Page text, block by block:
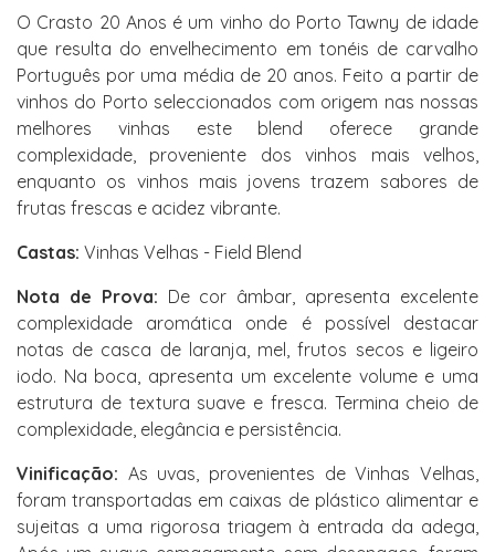
O Crasto 20 Anos é um vinho do Porto Tawny de idade
que resulta do envelhecimento em tonéis de carvalho
Português por uma média de 20 anos. Feito a partir de
vinhos do Porto seleccionados com origem nas nossas
melhores vinhas este blend oferece grande
complexidade, proveniente dos vinhos mais velhos,
enquanto os vinhos mais jovens trazem sabores de
frutas frescas e acidez vibrante.
Castas: Vinhas Velhas - Field Blend
Nota de Prova: De cor âmbar, apresenta excelente
complexidade aromática onde é possível destacar
notas de casca de laranja, mel, frutos secos e ligeiro
iodo. Na boca, apresenta um excelente volume e uma
estrutura de textura suave e fresca. Termina cheio de
complexidade, elegância e persistência.
Vinificação: As uvas, provenientes de Vinhas Velhas,
foram transportadas em caixas de plástico alimentar e
sujeitas a uma rigorosa triagem à entrada da adega,